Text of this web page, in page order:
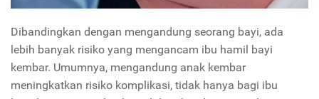
Dibandingkan dengan mengandung seorang bayi, ada
lebih banyak risiko yang mengancam ibu hamil bayi
kembar. Umumnya, mengandung anak kembar
meningkatkan risiko komplikasi, tidak hanya bagi ibu